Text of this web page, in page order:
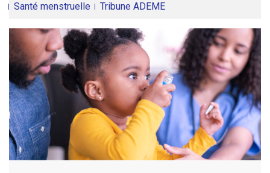
Santé menstruelle Tribune ADEME